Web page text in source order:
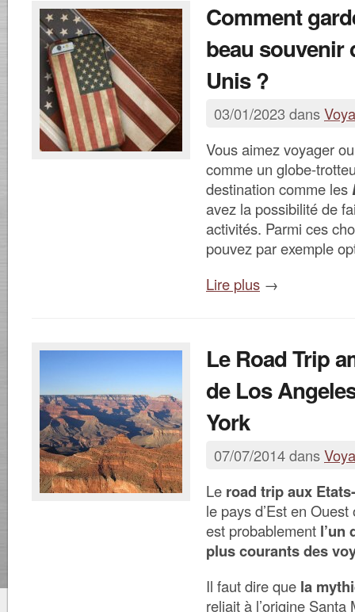
Comment
beau souvenir
Unis ?
03/01/2023 dans
Vous aimez voyager
comme un globe-
destination comme les
avez la possibilité de
activités. Parmi ces
pouvez par exemple
Lire plus →
Le Road Trip
de Los
York
07/07/2014 dans
Le road trip aux
le pays d’Est en Ouest
est probablement l’un
plus courants des
Il faut dire que la
reliait à l’origine